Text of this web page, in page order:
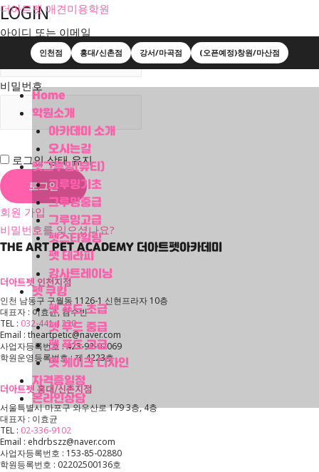
더아트펫 애견미용학원
인천점 홍대/신촌점 강서/마곡점 (오픈예정)창원/마산점
MenuHome
학원소개
아카데미 소개
오시는길
펫그루밍(뷰티)
그루밍기초
그루밍중급
그루밍고급
펫스타일링
펫 테라피
강사트레이닝
펫 쿠킹
펫 푸드 초급
펫 푸드 중급
펫 푸드 고급
펫 케이크 디자인
자격증일정
온라인상담
LOGIN
아이디 또는 이메일
비밀번호
로그인 상태 유지
회원 가입
비밀번호를 잊으셨나요?
THE ART PET ACADEMY 더아트펫아카데미
더아트펫 인천지점
인천 남동구 구월동 1126-1 신현프라자 10층
대표자 : 이효균, 김수빈
TEL : 032-441-1230
Email : theartpetic@naver.com
사업자등록번호 : 423-92-02069
학원운영등록번호 : 제 4223호
더아트펫 홍대/신촌지점
서울특별시 마포구 와우산로 179 3층, 4층
대표자 : 이효균
TEL : 02-336-9102
Email : ehdrbszz@naver.com
사업자등록번호 : 153-85-02880
학원등록번호 : 02202500136호